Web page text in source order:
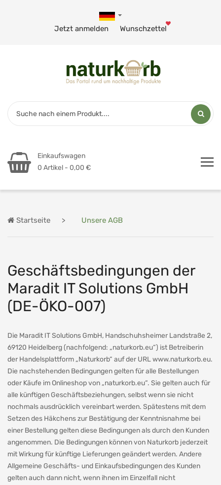
Jetzt anmelden Wunschzettel
Einkaufswagen
0 Artikel - 0,00 €
Startseite Unsere AGB
Geschäftsbedingungen der
Maradit IT Solutions GmbH
(DE-ÖKO-007)
Die Maradit IT Solutions GmbH, Handschuhsheimer Landstraße 2,
69120 Heidelberg (nachfolgend: „naturkorb.eu“) ist Betreiberin
der Handelsplattform „Naturkorb“ auf der URL www.naturkorb.eu.
Die nachstehenden Bedingungen gelten für alle Bestellungen
oder Käufe im Onlineshop von „naturkorb.eu“. Sie gelten auch für
alle künftigen Geschäftsbeziehungen, selbst wenn sie nicht
nochmals ausdrücklich vereinbart werden. Spätestens mit dem
Setzen des Häkchens zur Bestätigung der Kenntnisnahme bei
einer Bestellung gelten diese Bedingungen als durch den Kunden
angenommen. Die Bedingungen können von Naturkorb jederzeit
mit Wirkung für künftige Lieferungen geändert werden. Andere
Allgemeine Geschäfts- und Einkaufsbedingungen des Kunden
gelten auch dann nicht, wenn ihnen im Einzelfall nicht